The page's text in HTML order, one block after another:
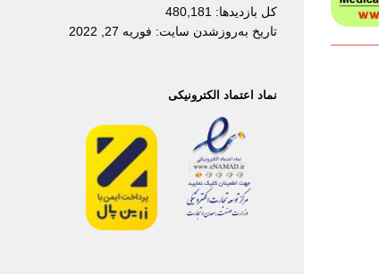
کل بازدیدها: 480,181
تاریخ به‌روزشدن سایت: فوریه 27, 2022
نماد اعتماد الکترونیکی